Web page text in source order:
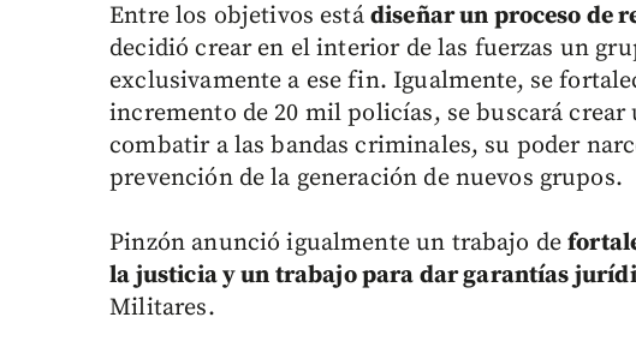
Entre los objetivos está diseñar un proceso de
decidió crear en el interior de las fuerzas un
exclusivamente a ese fin. Igualmente, se
incremento de 20 mil policías, se buscará
combatir a las bandas criminales, su poder
prevención de la generación de nuevos grupos.
Pinzón anunció igualmente un trabajo de
la justicia y un trabajo para dar garantías
Militares.